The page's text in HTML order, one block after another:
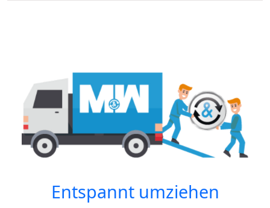
Entspannt umziehen